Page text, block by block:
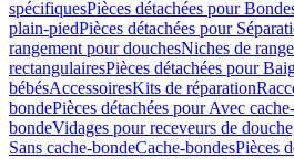
spécifiquesPièces détachées pour
plain-piedPièces détachées pour
rangement pour douchesNiches de
rectangulairesPièces détachées pour
bébésAccessoiresKits de réparation
bondePièces détachées pour Avec
bondeVidages pour receveurs de
Sans cache-bondeCache-bondesPièces